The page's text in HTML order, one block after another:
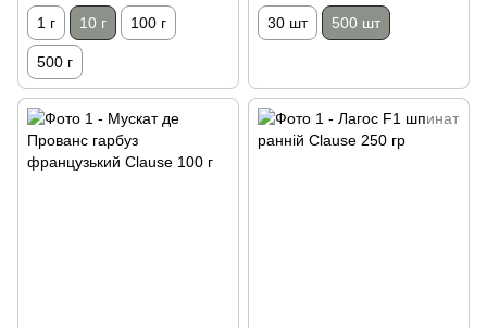
1 г 10 г 100 г
500 г
30 шт 500 шт